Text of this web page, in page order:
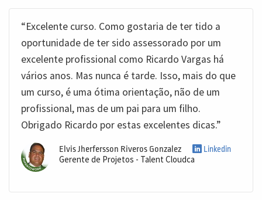
“Excelente curso. Como gostaria de ter tido a
oportunidade de ter sido assessorado por um
excelente profissional como Ricardo Vargas há
vários anos. Mas nunca é tarde. Isso, mais do que
um curso, é uma ótima orientação, não de um
profissional, mas de um pai para um filho.
Obrigado Ricardo por estas excelentes dicas.”
Elvis Jherfersson Riveros Gonzalez Linkedin
Gerente de Projetos - Talent Cloudca